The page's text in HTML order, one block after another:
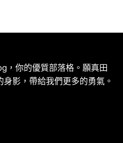
，你的優質部落格。願真田
影，帶給我們更多的勇氣。